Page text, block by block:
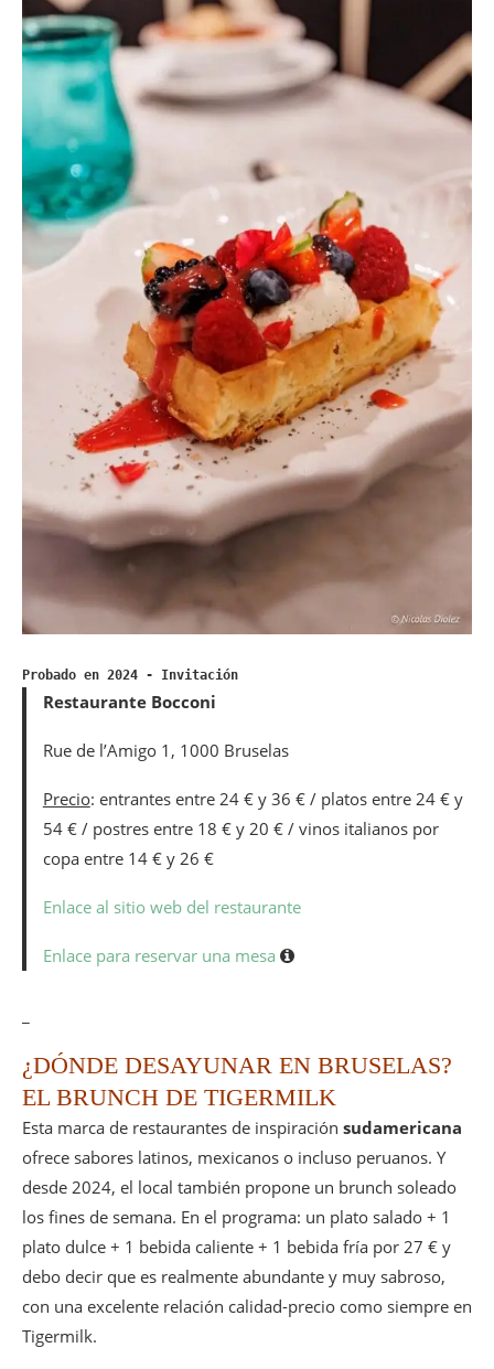
Probado en 2024 - Invitación
Restaurante Bocconi
Rue de l’Amigo 1, 1000 Bruselas
Precio: entrantes entre 24 € y 36 € / platos entre 24 € y
54 € / postres entre 18 € y 20 € / vinos italianos por
copa entre 14 € y 26 €
Enlace al sitio web del restaurante
Enlace para reservar una mesa
¿DÓNDE DESAYUNAR EN BRUSELAS?
EL BRUNCH DE TIGERMILK
Esta marca de restaurantes de inspiración sudamericana
ofrece sabores latinos, mexicanos o incluso peruanos. Y
desde 2024, el local también propone un brunch soleado
los fines de semana. En el programa: un plato salado + 1
plato dulce + 1 bebida caliente + 1 bebida fría por 27 € y
debo decir que es realmente abundante y muy sabroso,
con una excelente relación calidad-precio como siempre en
Tigermilk.